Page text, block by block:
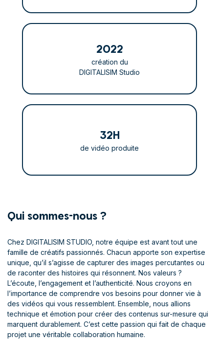
2022
création du
DIGITALISIM Studio
32H
de vidéo produite
Qui sommes-nous ?
Chez DIGITALISIM STUDIO, notre équipe est avant tout une
famille de créatifs passionnés. Chacun apporte son expertise
unique, qu’il s’agisse de capturer des images percutantes ou
de raconter des histoires qui résonnent. Nos valeurs ?
L’écoute, l’engagement et l’authenticité. Nous croyons en
l’importance de comprendre vos besoins pour donner vie à
des vidéos qui vous ressemblent. Ensemble, nous allions
technique et émotion pour créer des contenus sur-mesure qui
marquent durablement. C’est cette passion qui fait de chaque
projet une véritable collaboration humaine.